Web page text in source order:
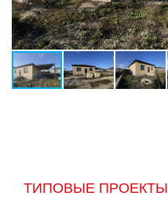
ТИПОВЫЕ ПРОЕКТЫ